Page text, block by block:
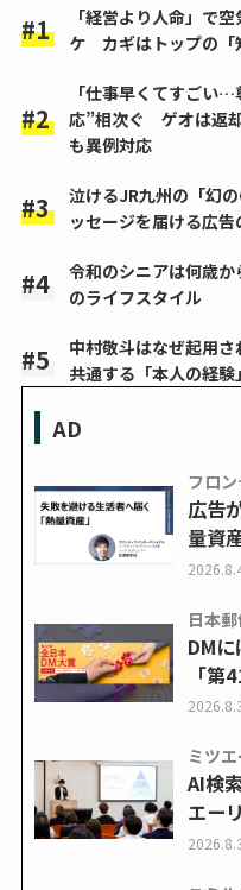
「経営より人命」で
ケ カギはトップの「
「仕事早くてすごい
応”相次ぐ ゲオは返
も異例対応
泣けるJR九州の「幻
ッセージを届ける広告
令和のシニアは何歳
のライフスタイル
中村敬斗はなぜ起用
共通する「本人の経
AD
フロ
広告
量資
日本
DM
「
ミツ
AI検
エー